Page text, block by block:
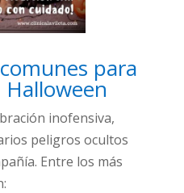
para
Halloween
inofensiva,
peligros ocultos
Entre los más